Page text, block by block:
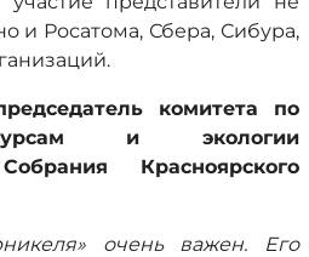
и Росатома, Сбера, Сибура,
комитета по
и экологии
Красноярского
очень важен. Его